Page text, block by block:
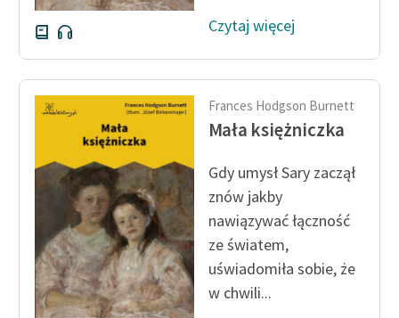
Czytaj więcej
Frances Hodgson Burnett
Mała księżniczka
Gdy umysł Sary zaczął
znów jakby
nawiązywać łączność
ze światem,
uświadomiła sobie, że
w chwili...